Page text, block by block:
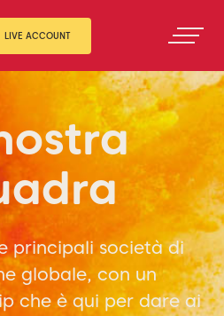
LIVE ACCOUNT
principali società di
globale, con un
che è qui per dare ai